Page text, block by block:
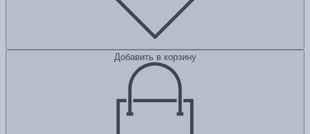
Добавить в корзину